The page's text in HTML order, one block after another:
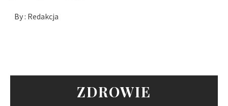
By : Redakcja
ZDROWIE